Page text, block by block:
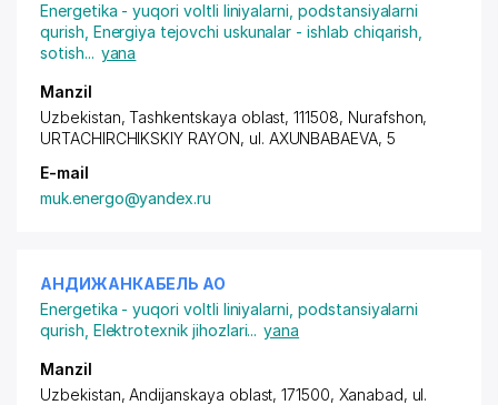
Energetika - yuqori voltli liniyalarni, podstansiyalarni
qurish Energiya tejovchi uskunalar - ishlab chiqarish,
sotish... yana
Manzil
Uzbekistan, Tashkentskaya oblast, 111508, Nurafshon,
URTACHIRCHIKSKIY RAYON, ul. AXUNBABAEVA, 5
E-mail
muk.energo@yandex.ru
АНДИЖАНКАБЕЛЬ АО
Energetika - yuqori voltli liniyalarni, podstansiyalarni
qurish Elektrotexnik jihozlari... yana
Manzil
Uzbekistan, Andijanskaya oblast, 171500, Xanabad, ul.